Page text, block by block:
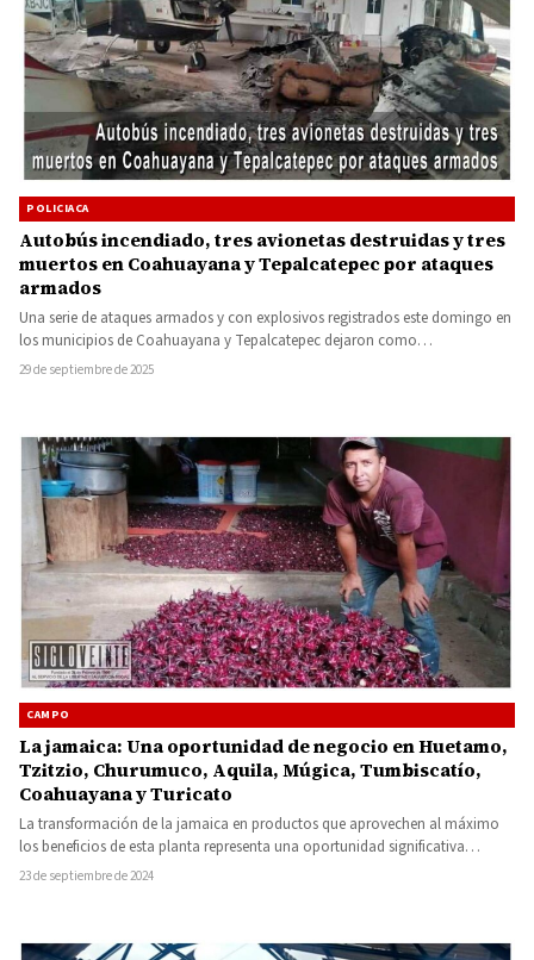
POLICIACA
Autobús incendiado, tres avionetas destruidas y tres
muertos en Coahuayana y Tepalcatepec por ataques
armados
Una serie de ataques armados y con explosivos registrados este domingo en
los municipios de Coahuayana y Tepalcatepec dejaron como…
29 de septiembre de 2025
CAMPO
La jamaica: Una oportunidad de negocio en Huetamo,
Tzitzio, Churumuco, Aquila, Múgica, Tumbiscatío,
Coahuayana y Turicato
La transformación de la jamaica en productos que aprovechen al máximo
los beneficios de esta planta representa una oportunidad significativa…
23 de septiembre de 2024